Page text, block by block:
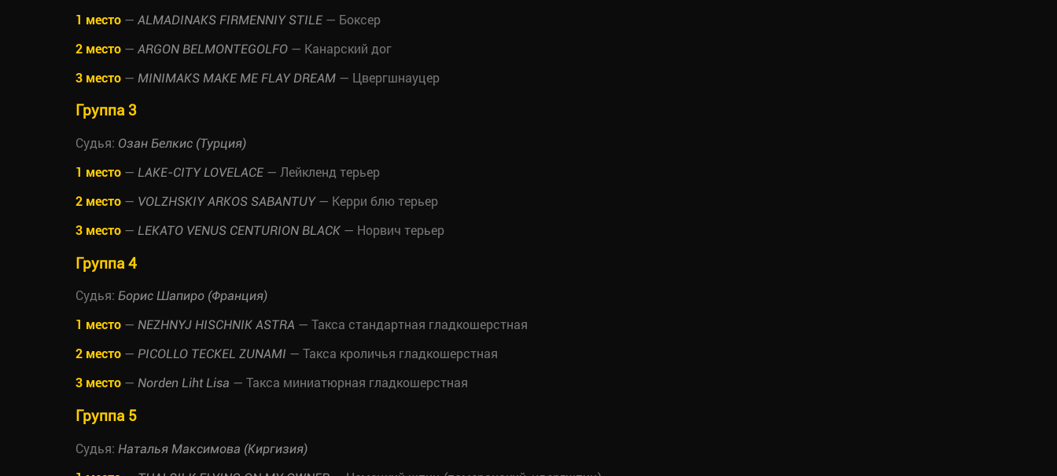
1 место — ALMADINAKS FIRMENNIY STILE — Боксер
2 место — ARGON BELMONTEGOLFO — Канарский дог
3 место — MINIMAKS MAKE ME FLAY DREAM — Цвергшнауцер
Группа 3
Судья: Озан Белкис (Турция)
1 место — LAKE-CITY LOVELACE — Лейкленд терьер
2 место — VOLZHSKIY ARKOS SABANTUY— Керри блю терьер
3 место — LEKATO VENUS CENTURION BLACK — Норвич терьер
Группа 4
Судья: Борис Шапиро (Франция)
1 место — NEZHNYJ HISCHNIK ASTRA — Такса стандартная гладкошерстная
2 место — PICOLLO TECKEL ZUNAMI — Такса кроличья гладкошерстная
3 место — Norden Liht Lisa — Такса миниатюрная гладкошерстная
Группа 5
Судья: Наталья Максимова (Киргизия)